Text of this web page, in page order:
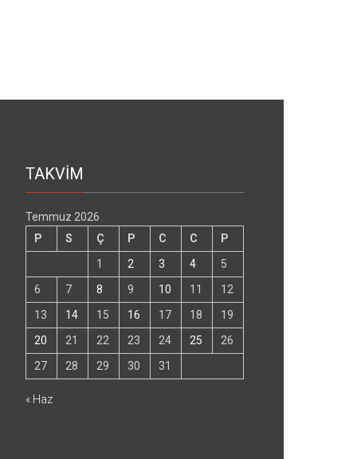
TAKVİM
Temmuz 2026
P
S Ç P C C
P
1
2 3 4
5
6
7 8 9 10 11
12
13
14 15 16 17 18
19
20
21 22 23 24 25
26
27
28 29 30 31
« Haz